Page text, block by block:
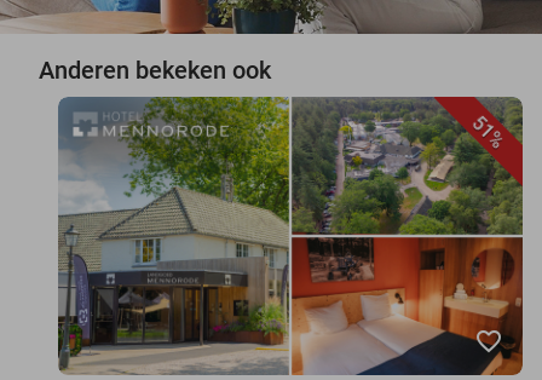
Anderen bekeken ook
51%
favorite_border